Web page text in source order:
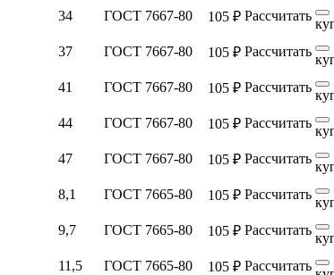
34 ГОСТ 7667-80 105 ₽ Рассчитать
37 ГОСТ 7667-80 105 ₽ Рассчитать
41 ГОСТ 7667-80 105 ₽ Рассчитать
44 ГОСТ 7667-80 105 ₽ Рассчитать
47 ГОСТ 7667-80 105 ₽ Рассчитать
8,1 ГОСТ 7665-80 105 ₽ Рассчитать
9,7 ГОСТ 7665-80 105 ₽ Рассчитать
11,5 ГОСТ 7665-80 105 ₽ Рассчитать